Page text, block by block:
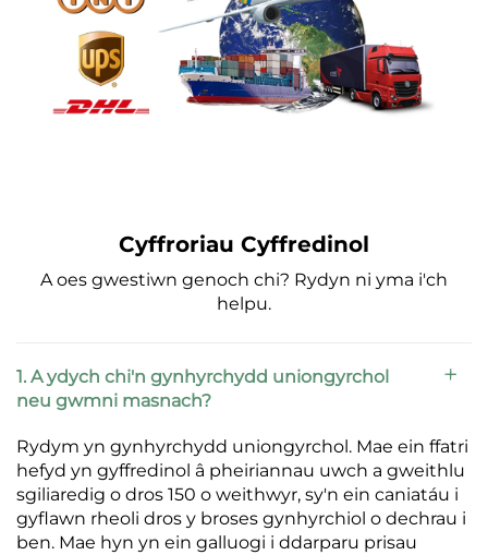
Cyffroriau Cyffredinol
A oes gwestiwn genoch chi? Rydyn ni yma i'ch
helpu.
1. A ydych chi'n gynhyrchydd uniongyrchol
neu gwmni masnach?
Rydym yn gynhyrchydd uniongyrchol. Mae ein ffatri
hefyd yn gyffredinol â pheiriannau uwch a gweithlu
sgiliaredig o dros 150 o weithwyr, sy'n ein caniatáu i
gyflawn rheoli dros y broses gynhyrchiol o dechrau i
ben. Mae hyn yn ein galluogi i ddarparu prisau